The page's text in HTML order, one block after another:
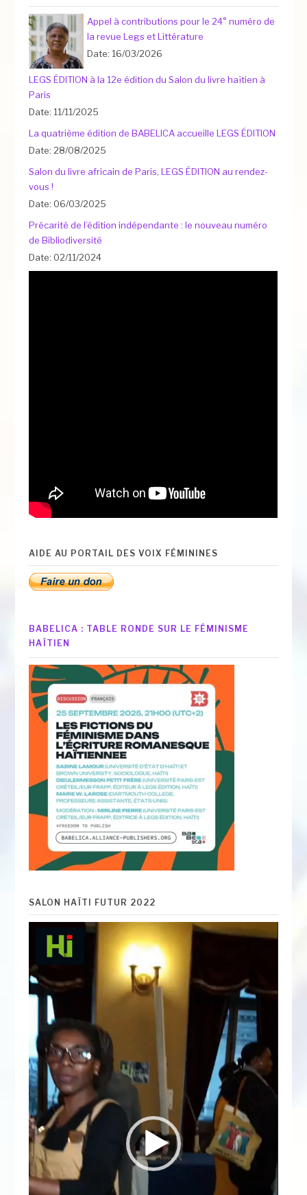
Appel à contributions pour le 24° numéro de
la revue Legs et Littérature
Date: 16/03/2026
LEGS ÉDITION à la 12e édition du Salon du livre haïtien à
Paris
Date: 11/11/2025
La quatrième édition de BABELICA accueille LEGS ÉDITION
Date: 28/08/2025
Salon du livre africain de Paris, LEGS ÉDITION au rendez-
vous !
Date: 06/03/2025
Précarité de l’édition indépendante : le nouveau numéro
de Bibliodiversité
Date: 02/11/2024
AIDE AU PORTAIL DES VOIX FÉMININES
BABELICA : TABLE RONDE SUR LE FÉMINISME
HAÏTIEN
SALON HAÏTI FUTUR 2022